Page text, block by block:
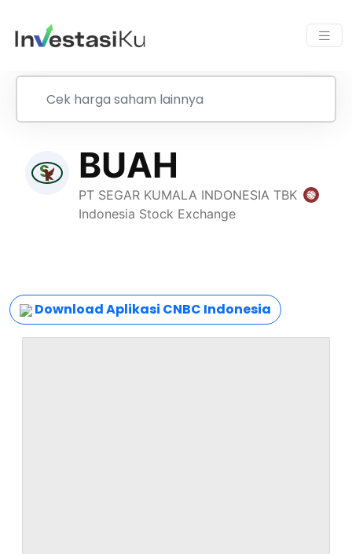
Download Aplikasi CNBC Indonesia